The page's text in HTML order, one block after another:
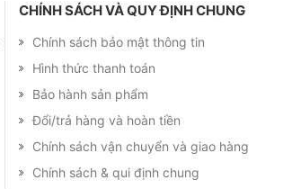
CHÍNH SÁCH VÀ QUY ĐỊNH CHUNG
Chính sách bảo mật thông tin
Hình thức thanh toán
Bảo hành sản phẩm
Đổi/trả hàng và hoàn tiền
Chính sách vận chuyển và giao hàng
Chính sách & qui định chung